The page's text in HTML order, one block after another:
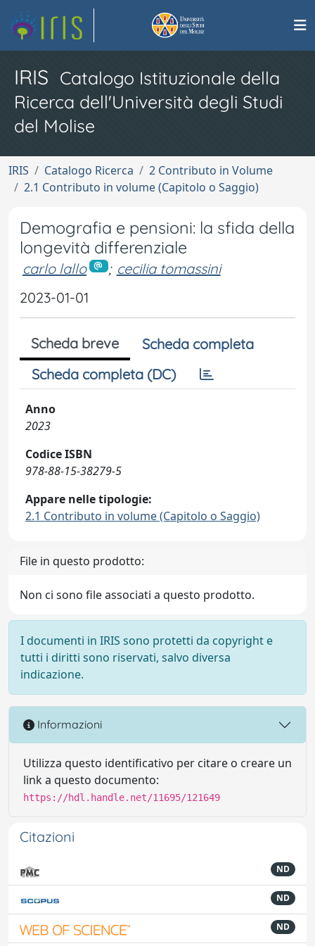
IRIS Catalogo Istituzionale della
Ricerca dell'Università degli Studi
del Molise
IRIS Catalogo Ricerca
2 Contributo in Volume
2.1 Contributo in volume (Capitolo o Saggio)
Demografia e pensioni: la sfida della
longevità differenziale
carlo lallo ; cecilia tomassini
2023-01-01
Scheda breve
Scheda completa
Scheda completa (DC)
Anno
2023
Codice ISBN
978-88-15-38279-5
Appare nelle tipologie:
2.1 Contributo in volume (Capitolo o Saggio)
File in questo prodotto:
Non ci sono file associati a questo prodotto.
I documenti in IRIS sono protetti da copyright e
tutti i diritti sono riservati, salvo diversa
indicazione.
Informazioni
Utilizza questo identificativo per citare o creare un
link a questo documento:
https://hdl.handle.net/11695/121649
Citazioni
ND
ND
ND